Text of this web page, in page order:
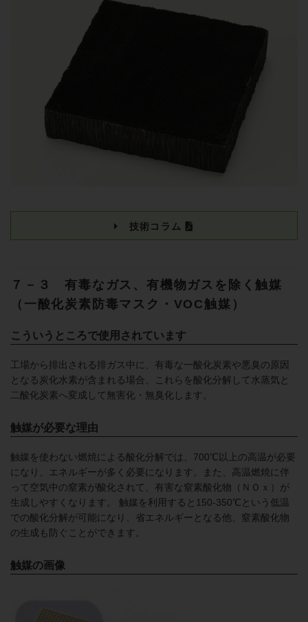
技術コラム
７－３ 有毒なガス、有機物ガスを除く触媒
（一酸化炭素防毒マスク・VOC触媒）
こういうところで使用されています
工場から排出される排ガス中に、有毒な一酸化炭素や悪臭の原因
となる炭化水素が含まれる場合、これらを酸化分解して水蒸気と
二酸化炭素へ変成して無害化・無臭化します。
触媒が必要な理由
触媒を使わない燃焼による酸化分解では、700℃以上の高温が必要
になり、エネルギーが多く必要になります。また、高温燃焼に伴
って空気中の窒素が酸化されて、有害な窒素酸化物（ＮＯｘ）が
生成しやすくなります。 触媒を利用すると150-350℃という低温
での酸化分解が可能になり、省エネルギーとなる他、窒素酸化物
の生成も防ぐことができます。
触媒の画像